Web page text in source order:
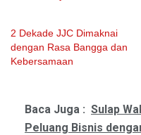
2 Dekade JJC Dimaknai
dengan Rasa Bangga dan
Kebersamaan
Baca Juga : Sulap
Peluang Bisnis